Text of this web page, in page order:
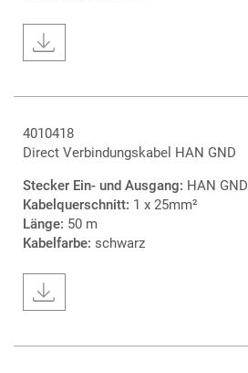
4010418
Direct Verbindungskabel HAN GND
Stecker Ein- und Ausgang: HAN GND
Kabelquerschnitt: 1 x 25mm²
Länge: 50 m
Kabelfarbe: schwarz